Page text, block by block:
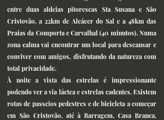
entre duas aldeias pitorescas Sta Susana e São
Cristovão, a 22km de Alcácer do Sal e a 48km das
Praias da Comporta e Carvalhal (40 minutos). Numa
zona calma vai encontrar um local para descansar e
conviver com amigos, disfrutando da natureza com
total privacidade.
À noite a vista das estrelas é impressionante
podendo ver a via láctea e estrelas cadentes.Existem
rotas de passeios pedestres e de bicicleta a começar
em São Cristovão, até à Barragem, Casa Branca,